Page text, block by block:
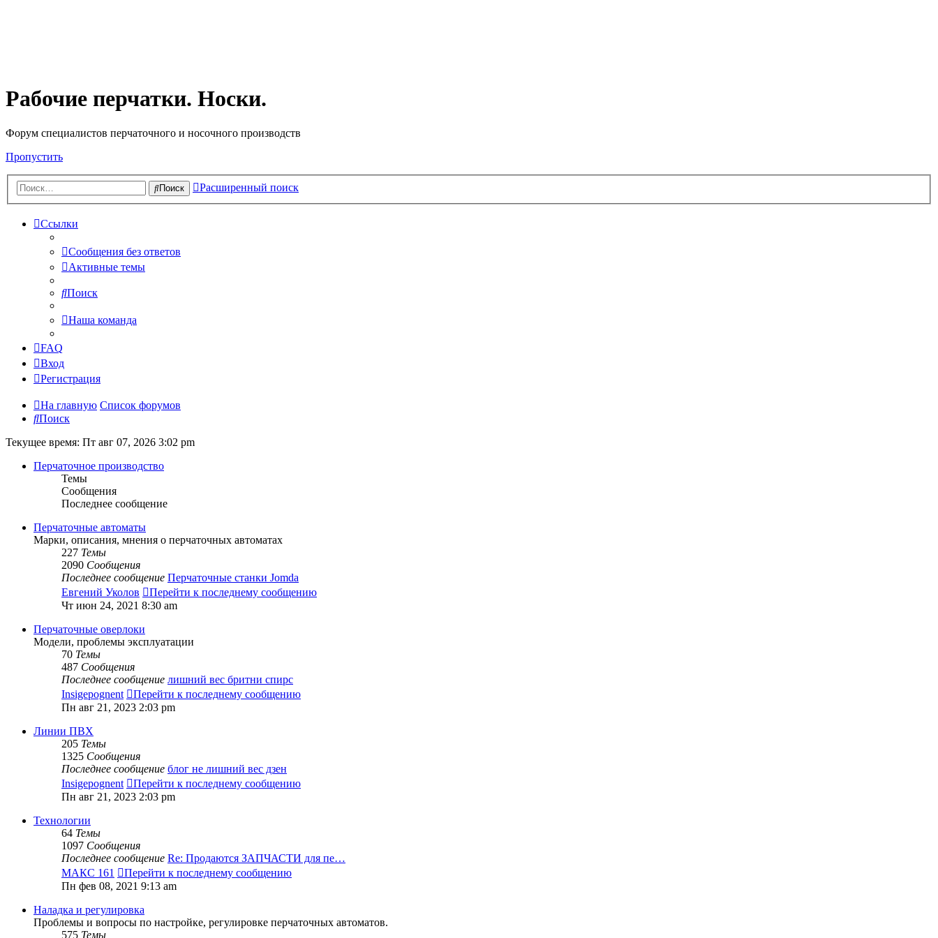
Рабочие перчатки. Носки.
Форум специалистов перчаточного и носочного производств
Пропустить
Поиск Расширенный поиск
Ссылки
Сообщения без ответов
Активные темы
Поиск
Наша команда
FAQ
Вход
Регистрация
На главную Список форумов
Поиск
Текущее время: Пт авг 07, 2026 3:02 pm
Перчаточное производство
Темы
Сообщения
Последнее сообщение
Перчаточные автоматы
Марки, описания, мнения о перчаточных автоматах
227 Темы
2090 Сообщения
Последнее сообщение Перчаточные станки Jomda
Евгений Уколов
Перейти к последнему сообщению
Чт июн 24, 2021 8:30 am
Перчаточные оверлоки
Модели, проблемы эксплуатации
70 Темы
487 Сообщения
Последнее сообщение лишний вес бритни спирс
Insigepognent
Перейти к последнему сообщению
Пн авг 21, 2023 2:03 pm
Линии ПВХ
205 Темы
1325 Сообщения
Последнее сообщение блог не лишний вес дзен
Insigepognent
Перейти к последнему сообщению
Пн авг 21, 2023 2:03 pm
Технологии
64 Темы
1097 Сообщения
Последнее сообщение Re: Продаются ЗАПЧАСТИ для пе…
МАКС 161
Перейти к последнему сообщению
Пн фев 08, 2021 9:13 am
Наладка и регулировка
Проблемы и вопросы по настройке, регулировке перчаточных автоматов.
575 Темы